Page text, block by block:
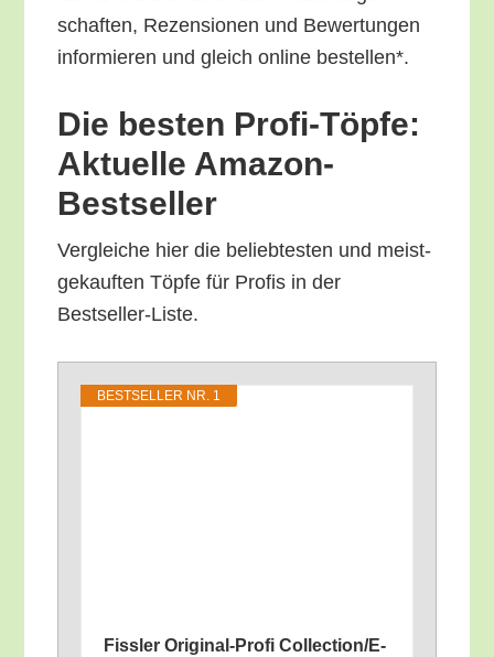
schaf­ten, Rezen­sio­nen und Bewer­tun­gen
infor­mie­ren und gleich online bestellen*.
Die bes­ten Pro­fi-Töp­fe:
Aktu­el­le Amazon-
Bestseller
Ver­glei­che hier die belieb­tes­ten und meist­
ge­kauf­ten Töp­fe für Pro­fis in der
Bestseller-Liste.
BEST­SEL­LER NR. 1
Fiss­ler Ori­gi­nal-Pro­fi Coll­ec­tion­/E­